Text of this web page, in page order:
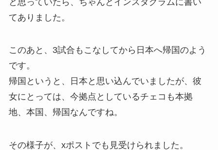
てありました。
このあと、3試合もこなしてから日本へ帰国のよう
です。
帰国というと、日本と思い込んでいましたが、彼
女にとっては、今拠点としているチェコも本拠
地、本国、帰国なんですね。
その様子が、xポストでも見受けられました。